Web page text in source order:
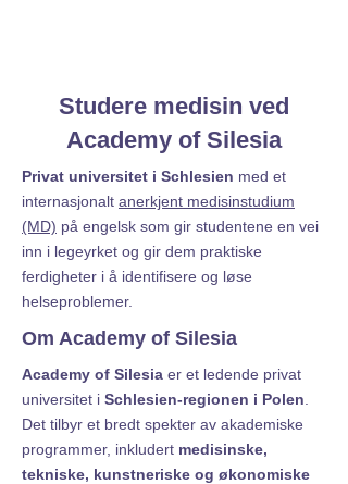
Studere medisin ved
Academy of Silesia
Privat universitet i Schlesien med et
internasjonalt anerkjent medisinstudium
(MD) på engelsk som gir studentene en vei
inn i legeyrket og gir dem praktiske
ferdigheter i å identifisere og løse
helseproblemer.
Om Academy of Silesia
Academy of Silesia er et ledende privat
universitet i Schlesien-regionen i Polen
Det tilbyr et bredt spekter av akademiske
programmer, inkludert medisinske,
tekniske, kunstneriske og økonomiske